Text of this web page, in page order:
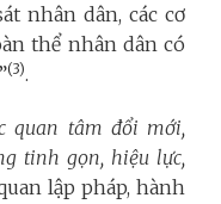
nhân dân, các cơ
thể nhân dân có
(3).
quan tâm đổi mới,
tinh gọn, hiệu lực,
lập pháp, hành